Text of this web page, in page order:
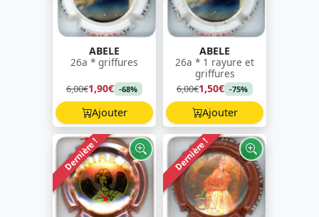
ABELE
26a * griffures
6,00€1,90€ -68%
Ajouter
ABELE
26a * 1 rayure et
griffures
6,00€1,50€ -75%
Ajouter
Dernière ! Dernière !